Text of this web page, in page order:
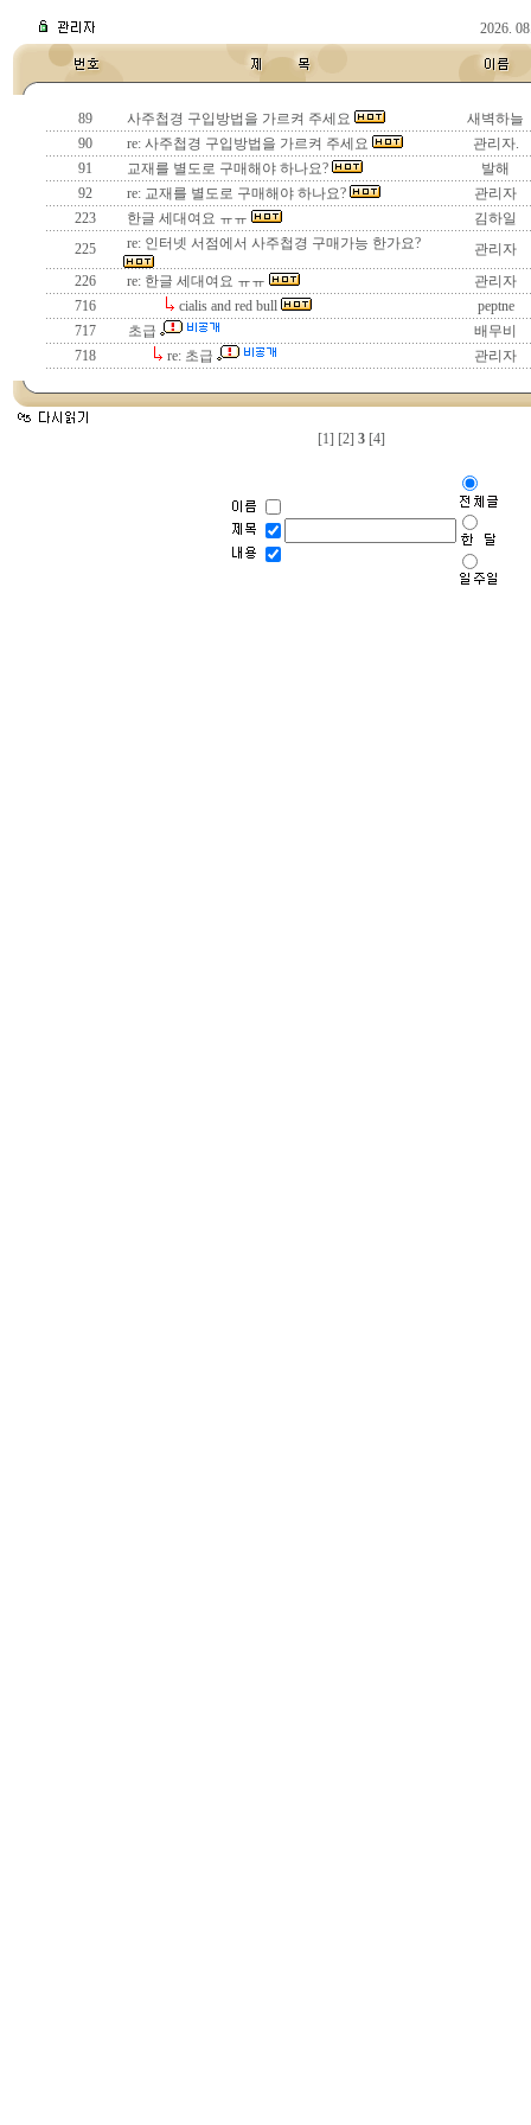
2026.
89 사주첩경 구입방법을 가르켜 주세요
새벽하늘
90
re: 사주첩경 구입방법을 가르켜 주세요
관리자.
91
교재를 별도로 구매해야 하나요?
발해
92
re: 교재를 별도로 구매해야 하나요?
관리자
223
한글 세대여요 ㅠㅠ
김하일
225
re: 인터넷 서점에서 사주첩경 구매가능 한가요?
관리자
226
re: 한글 세대여요 ㅠㅠ
관리자
716
cialis and red bull
peptne
717
초급
배무비
718
re: 초급 관리자
[1] [2] 3 [4]